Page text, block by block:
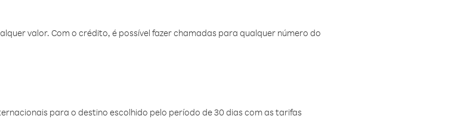
valor. Com o crédito, é possível fazer chamadas para qualquer número do
para o destino escolhido pelo período de 30 dias com as tarifas